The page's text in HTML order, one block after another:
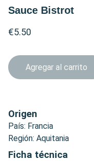
Sauce Bistrot
€5.50
Agregar al carrito
Origen
País: Francia
Región: Aquitania
Ficha técnica